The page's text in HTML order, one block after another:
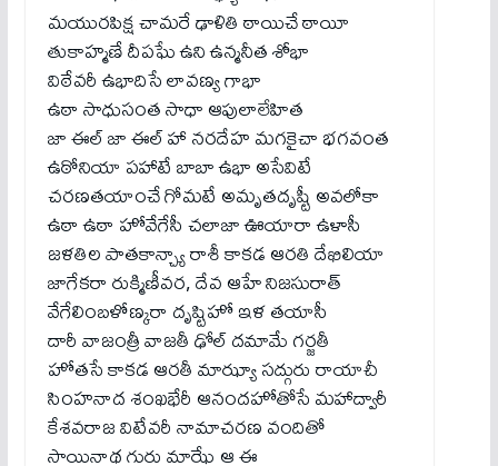
మయురపిక్ష చామరే ఢాళితి ఠాయిచే ఠాయీ
తుకాహ్మణే దీపఘే ఉని ఉన్మనీత శోభా
విఠేవరీ ఉభాదిసే లావణ్య గాభా
ఉఠా సాధుసంత సాధా ఆపులాలేహిత
జా ఈల్ జా ఈల్ హా నరదేహ మగకైచా భగవంత
ఉఠోనియా పహాటే బాబా ఉభా అసేవిటే
చరణతయాంచే గోమటే అమృతదృష్టీ అవలోకా
ఉఠా ఉఠా హోవేగేసీ చలాజా ఊయారా ఉళాసీ
జళతిల పాతకాన్చ్యా రాశీ కాకడ ఆరతి దేఖిలియా
జాగేకరా రుక్మిణీవర, దేవ ఆహే నిజసురాత్
వేగేలింబళోణ్కరా దృష్టిహో ఇళ తయాసీ
దారీ వాజంత్రీ వాజతీ ఢోల్ దమామే గర్జతీ
హోతసే కాకడ ఆరతీ మాఝ్యా సద్గురు రాయాచీ
సింహనాద శంఖభేరీ ఆనందహోతోసే మహాద్వారీ
కేశవరాజ విటేవరీ నామాచరణ వందితో
సాయినాథ గురు మాఝే ఆ ఈ